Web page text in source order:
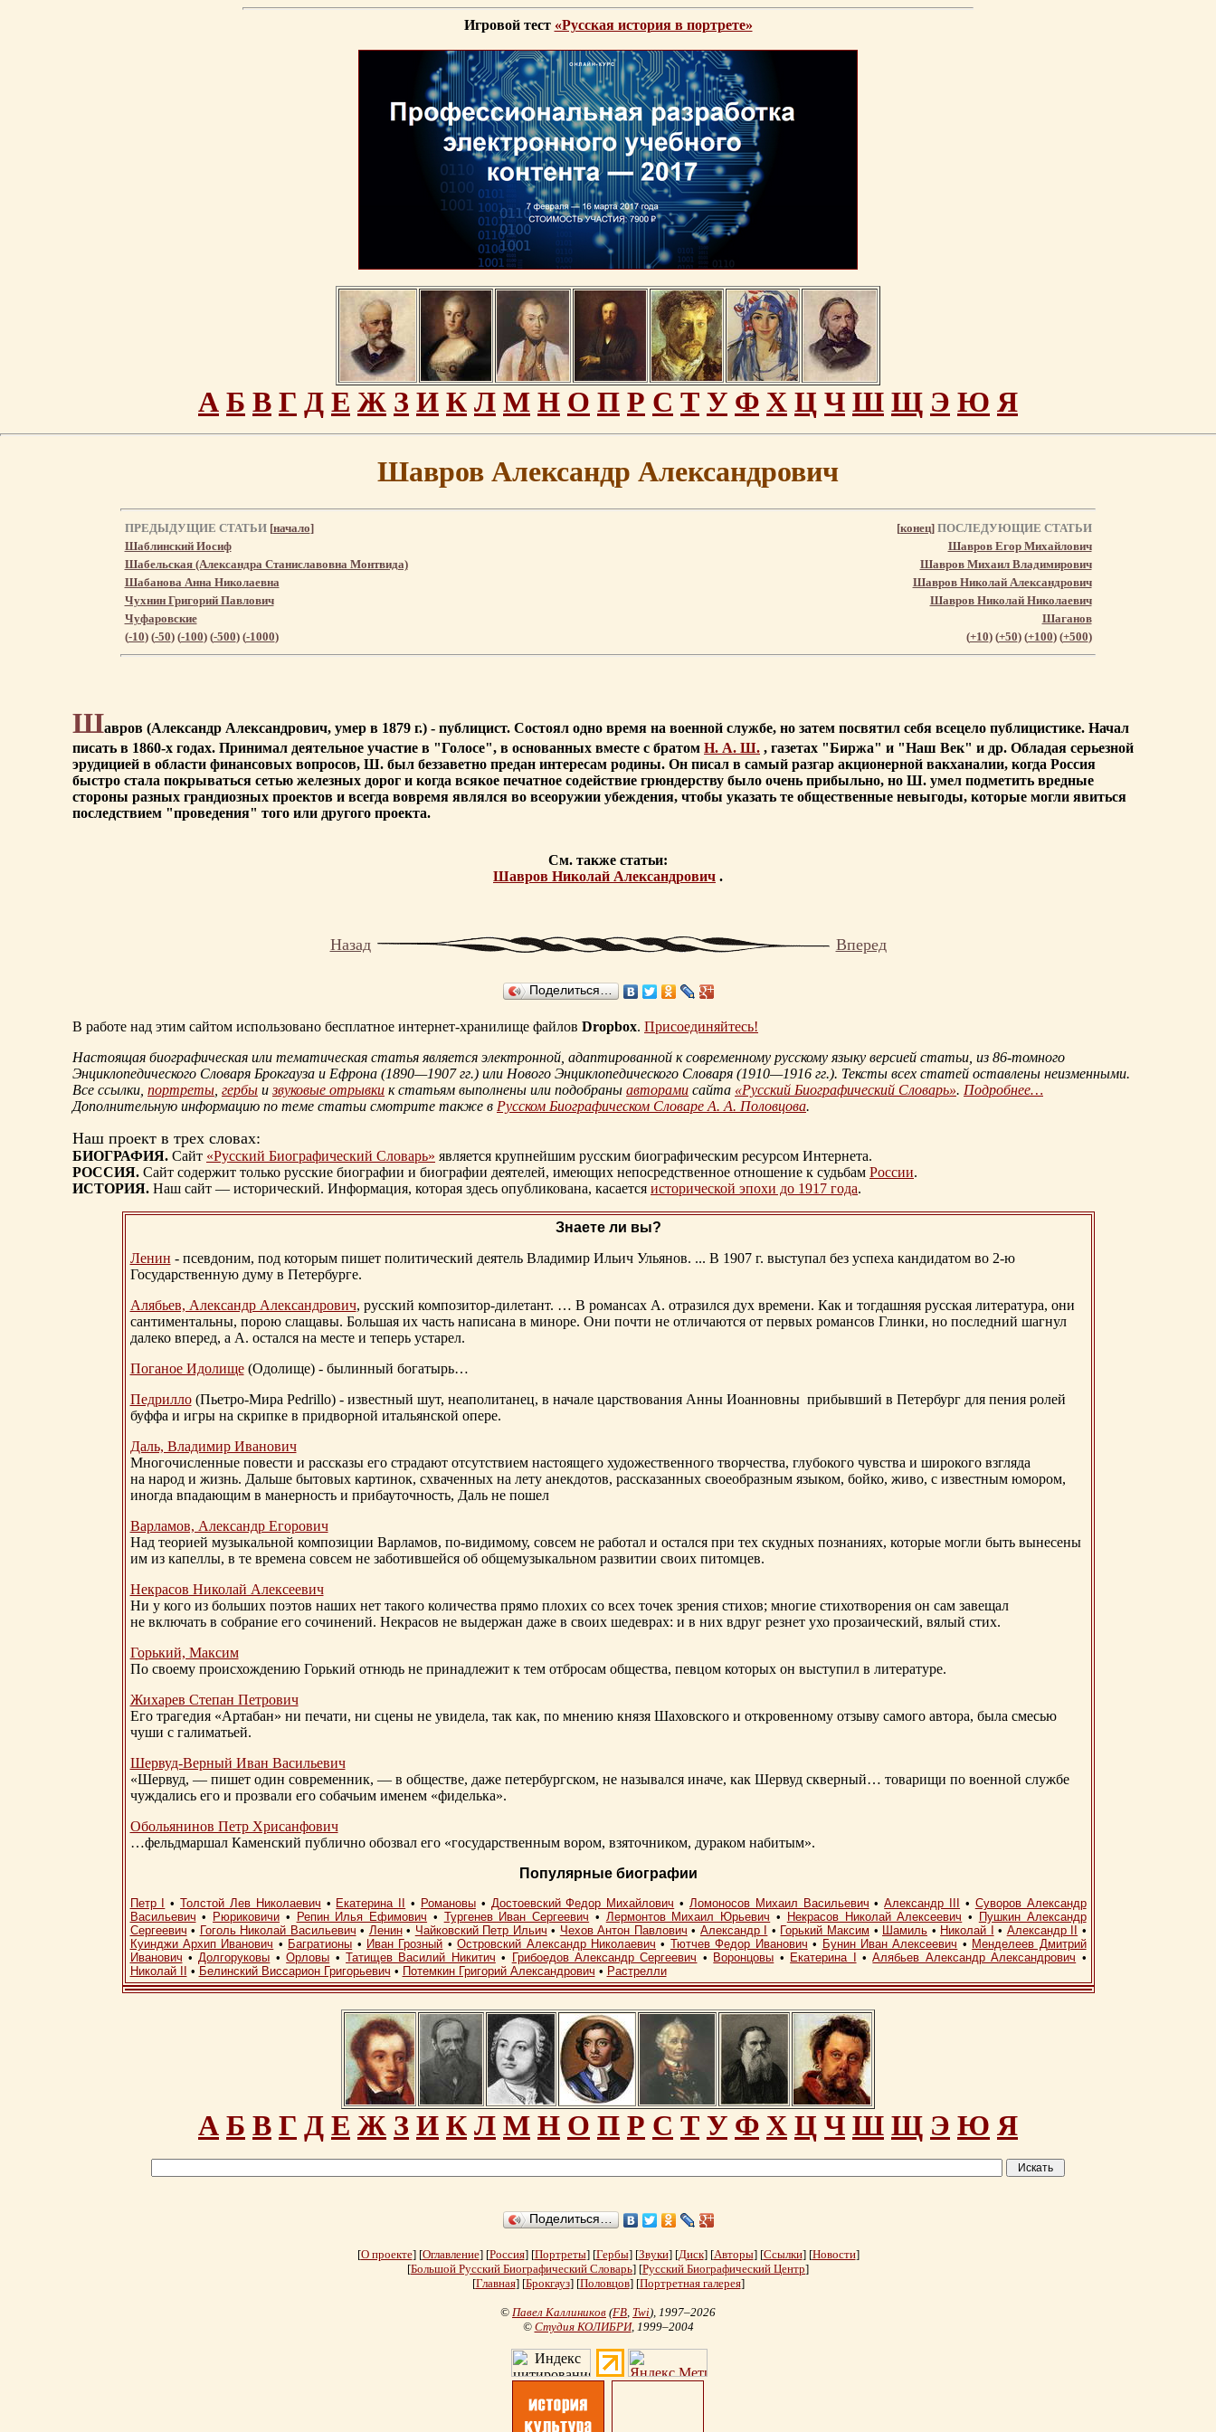
Игровой тест «Русская история в портрете»
А Б В Г Д Е Ж З И К Л М Н О П Р С Т У Ф Х Ц Ч Ш Щ Э Ю Я
Шавров Александр Александрович
ПРЕДЫДУЩИЕ СТАТЬИ [начало] [конец]ПОСЛЕДУЮЩИЕ СТАТЬИ
Шаблинский Иосиф
Шавров Егор Михайлович
Шабельская (Александра Станиславовна Монтвида)
Шавров Михаил Владимирович
Шабанова Анна Николаевна
Шавров Николай Александрович
Чухнин Григорий Павлович
Шавров Николай Николаевич
Чуфаровские
Шаганов
(-10) (-50) (-100) (-500) (-1000) (+10) (+50) (+100) (+500)
Шавров (Александр Александрович, умер в 1879 г.) - публицист. Состоял одно время на военной службе, но затем посвятил себя всецело публицистике. Начал
писать в 1860-х годах. Принимал деятельное участие в "Голосе", в основанных вместе с братом Н. А. Ш. , газетах "Биржа" и "Наш Век" и др. Обладая серьезной
эрудицией в области финансовых вопросов, Ш. был беззаветно предан интересам родины. Он писал в самый разгар акционерной вакханалии, когда Россия
быстро стала покрываться сетью железных дорог и когда всякое печатное содействие грюндерству было очень прибыльно, но Ш. умел подметить вредные
стороны разных грандиозных проектов и всегда вовремя являлся во всеоружии убеждения, чтобы указать те общественные невыгоды, которые могли явиться
последствием "проведения" того или другого проекта.
См. также статьи:
Шавров Николай Александрович .
Назад Вперед
Поделиться…
В работе над этим сайтом использовано бесплатное интернет-хранилище файлов Dropbox. Присоединяйтесь!
Настоящая биографическая или тематическая статья является электронной, адаптированной к современному русскому языку версией статьи, из 86-томного
Энциклопедического Словаря Брокгауза и Ефрона (1890—1907 гг.) или Нового Энциклопедического Словаря (1910—1916 гг.). Тексты всех статей оставлены неизменными.
Все ссылки, портреты, гербы и звуковые отрывки к статьям выполнены или подобраны авторами сайта «Русский Биографический Словарь». Подробнее…
Дополнительную информацию по теме статьи смотрите также в Русском Биографическом Словаре А. А. Половцова.
Наш проект в трех словах:
БИОГРАФИЯ. Сайт «Русский Биографический Словарь» является крупнейшим русским биографическим ресурсом Интернета.
РОССИЯ. Сайт содержит только русские биографии и биографии деятелей, имеющих непосредственное отношение к судьбам России.
ИСТОРИЯ. Наш сайт — исторический. Информация, которая здесь опубликована, касается исторической эпохи до 1917 года.
Знаете ли вы?
Ленин - псевдоним, под которым пишет политический деятель Владимир Ильич Ульянов. ... В 1907 г. выступал без успеха кандидатом во 2-ю
Государственную думу в Петербурге.
Алябьев, Александр Александрович, русский композитор-дилетант. … В романсах А. отразился дух времени. Как и тогдашняя русская литература, они
сантиментальны, порою слащавы. Большая их часть написана в миноре. Они почти не отличаются от первых романсов Глинки, но последний шагнул
далеко вперед, а А. остался на месте и теперь устарел.
Поганое Идолище(Одолище) - былинный богатырь…
Педрилло(Пьетро-Мира Pedrillo) - известный шут, неаполитанец, в начале царствования Анны Иоанновны прибывший в Петербург для пения ролей
буффа и игры на скрипке в придворной итальянской опере.
Даль, Владимир Иванович
Многочисленные повести и рассказы его страдают отсутствием настоящего художественного творчества, глубокого чувства и широкого взгляда
на народ и жизнь. Дальше бытовых картинок, схваченных на лету анекдотов, рассказанных своеобразным языком, бойко, живо, с известным юмором,
иногда впадающим в манерность и прибауточность, Даль не пошел
Варламов, Александр Егорович
Над теорией музыкальной композиции Варламов, по-видимому, совсем не работал и остался при тех скудных познаниях, которые могли быть вынесены
им из капеллы, в те времена совсем не заботившейся об общемузыкальном развитии своих питомцев.
Некрасов Николай Алексеевич
Ни у кого из больших поэтов наших нет такого количества прямо плохих со всех точек зрения стихов; многие стихотворения он сам завещал
не включать в собрание его сочинений. Некрасов не выдержан даже в своих шедеврах: и в них вдруг резнет ухо прозаический, вялый стих.
Горький, Максим
По своему происхождению Горький отнюдь не принадлежит к тем отбросам общества, певцом которых он выступил в литературе.
Жихарев Степан Петрович
Его трагедия «Артабан» ни печати, ни сцены не увидела, так как, по мнению князя Шаховского и откровенному отзыву самого автора, была смесью
чуши с галиматьей.
Шервуд-Верный Иван Васильевич
«Шервуд, — пишет один современник, — в обществе, даже петербургском, не назывался иначе, как Шервуд скверный… товарищи по военной службе
чуждались его и прозвали его собачьим именем «фиделька».
Обольянинов Петр Хрисанфович
…фельдмаршал Каменский публично обозвал его «государственным вором, взяточником, дураком набитым».
Популярные биографии
Петр I •Толстой Лев Николаевич • Екатерина II • Романовы• Достоевский Федор Михайлович • Ломоносов Михаил Васильевич •Александр III • Суворов Александр
Васильевич • Рюриковичи • Репин Илья Ефимович • Тургенев Иван Сергеевич • Лермонтов Михаил Юрьевич • Некрасов Николай Алексеевич •
Пушкин Александр
Сергеевич • Гоголь Николай Васильевич • Ленин• Чайковский Петр Ильич • Чехов Антон Павлович • Александр I • Горький Максим • Шамиль • Николай I • Александр II
•
Куинджи Архип Иванович • Багратионы • Иван Грозный •Островский Александр Николаевич • Тютчев Федор Иванович • Бунин Иван Алексеевич • Менделеев Дмитрий
Иванович •Долгоруковы •Орловы • Татищев Василий Никитич • Грибоедов Александр Сергеевич • Воронцовы • Екатерина I •Алябьев Александр Александрович •
Николай II
• Белинский Виссарион Григорьевич • Потемкин Григорий Александрович • Растрелли
А Б В Г Д Е Ж З И К Л М Н О П Р С Т У Ф Х Ц Ч Ш Щ Э Ю Я
Поделиться…
[О проекте] [Оглавление] [Россия] [Портреты] [Гербы] [Звуки] [Диск] [Авторы] [Ссылки] [Новости]
[Большой Русский Биографический Словарь] [Русский Биографический Центр]
[Главная] [Брокгауз] [Половцов] [Портретная галерея]
© Павел Каллиников (FB, Twi), 1997–2026
© Студия КОЛИБРИ, 1999–2004